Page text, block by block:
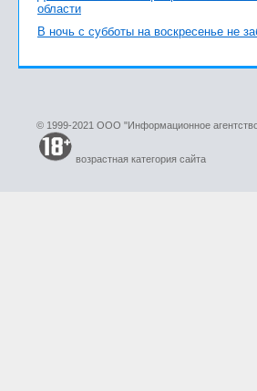
области
В ночь с субботы на воскресенье не
© 1999-2021 ООО "Информационное
возрастная категория сайта